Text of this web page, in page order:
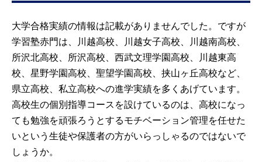
大学合格実績の情報は記載がありませんでした。ですが
学習塾赤門は、川越高校、川越女子高校、川越南高校、
所沢北高校、所沢高校、西武文理学園高校、川越東高
校、星野学園高校、聖望学園高校、挟山ヶ丘高校など、
県立高校、私立高校への進学実績を多くあげています。
高校生の個別指導コースを設けているのは、高校になっ
ても勉強を頑張ろうとするモチベーション管理を任せた
いという生徒や保護者の方がいらっしゃるのではないで
しょうか。